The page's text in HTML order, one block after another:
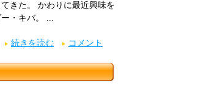
きた。 かわりに最近興味を
・キバ。 ...
続きを読む コメント